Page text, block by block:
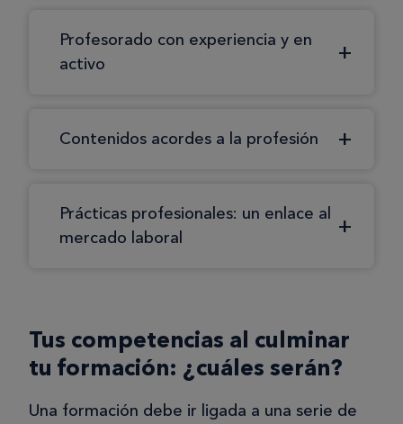
Profesorado con experiencia y en
activo
Contenidos acordes a la profesión
Prácticas profesionales: un enlace al
mercado laboral
Tus competencias al culminar
tu formación: ¿cuáles serán?
Una formación debe ir ligada a una serie de